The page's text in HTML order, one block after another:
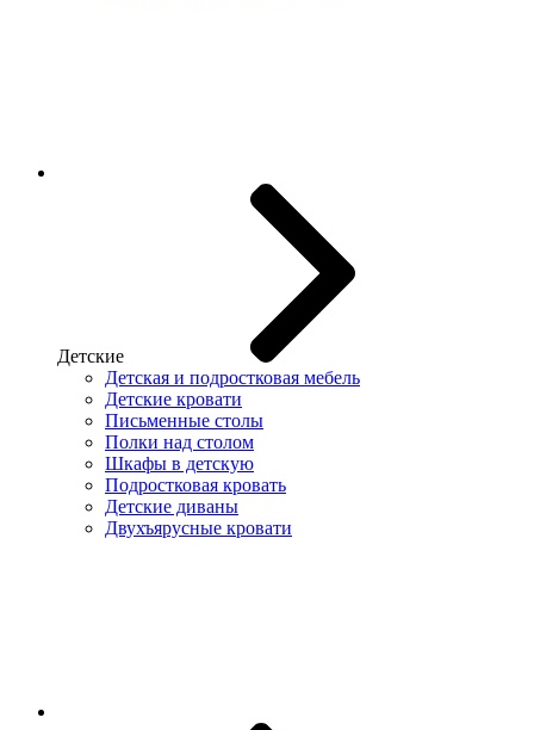
Детские
Детская и подростковая мебель
Детские кровати
Письменные столы
Полки над столом
Шкафы в детскую
Подростковая кровать
Детские диваны
Двухъярусные кровати